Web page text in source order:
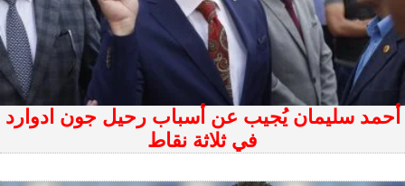
أحمد سليمان يُجيب عن أسباب رحيل جون ادوارد
في ثلاثة نقاط